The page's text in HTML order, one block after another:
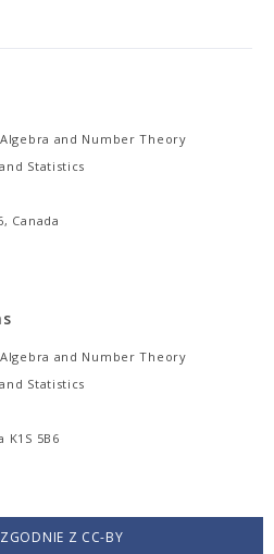
and Number Theory
Statistics
Canada
and Number Theory
Statistics
K1S 5B6
Z CC-BY